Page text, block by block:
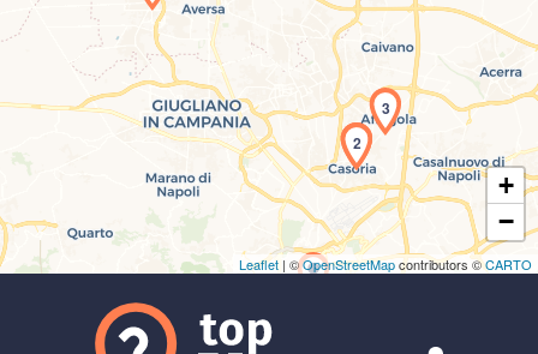
Caricamento della carta in corso...
1
2
3
+
−
Leaflet | ©OpenStreetMapcontributors ©CARTO